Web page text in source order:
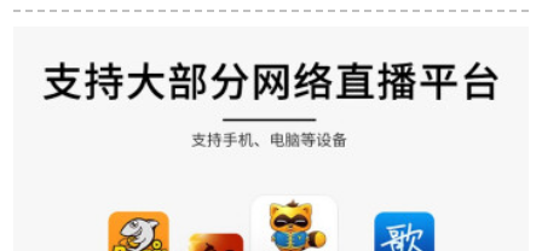
唱設備サーウドカー
泛用マイク容量麦高
貴金＋モニルター
シストガイドが见习
を解说します。
力録音コーダンサー